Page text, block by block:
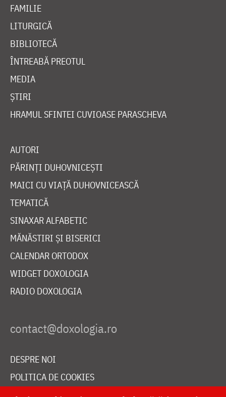
FAMILIE
LITURGICĂ
BIBLIOTECĂ
ÎNTREABĂ PREOTUL
MEDIA
ȘTIRI
HRAMUL SFINTEI CUVIOASE PARASCHEVA
AUTORI
PĂRINȚI DUHOVNICEȘTI
MAICI CU VIAȚĂ DUHOVNICEASCĂ
TEMATICĂ
SINAXAR ALFABETIC
MĂNĂSTIRI ȘI BISERICI
CALENDAR ORTODOX
WIDGET DOXOLOGIA
RADIO DOXOLOGIA
DESPRE NOI
POLITICA DE COOKIES
DONEAZĂ ONLINE PENTRU CATEDRALA NAȚIONALĂ